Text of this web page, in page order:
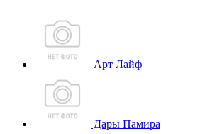
Арт Лайф
Дары Памира